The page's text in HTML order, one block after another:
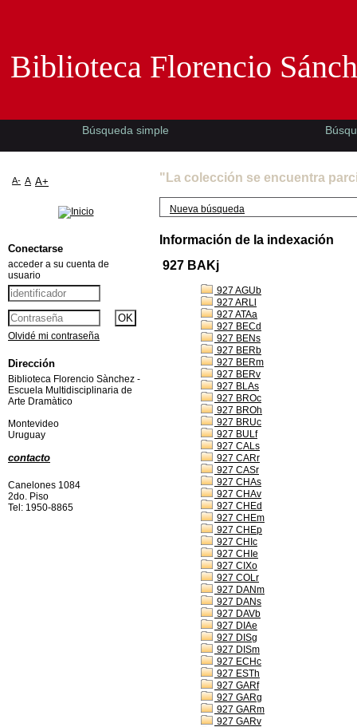
"La colección se encuentra
Nueva búsqueda
Información de la indexación
927 BAKj
927 AGUb
927 ARLl
927 ATAa
927 BECd
927 BENs
927 BERb
927 BERm
927 BERv
927 BLAs
927 BROc
927 BROh
927 BRUc
927 BULf
927 CALs
927 CARr
927 CASr
927 CHAs
927 CHAv
927 CHEd
927 CHEm
927 CHEp
927 CHIc
927 CHIe
927 CIXo
927 COLr
927 DANm
927 DANs
927 DAVb
927 DIAe
927 DISg
927 DISm
927 ECHc
927 ESTh
927 GARf
927 GARg
927 GARm
927 GARv
Biblioteca Florencio
Búsqueda simple
A- A A+
Conectarse
acceder a su cuenta de
usuario
Olvidé mi contraseña
Dirección
Biblioteca Florencio Sànchez -
Escuela Multidisciplinaria de
Arte Dramàtico
Montevideo
Uruguay
contacto
Canelones 1084
2do. Piso
Tel: 1950-8865